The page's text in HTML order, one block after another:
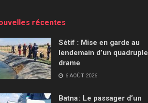
récentes
Sétif : Mise en garde au
lendemain d’un quadruple
drame
6 AOÛT 2026
Batna : Le passager d’un